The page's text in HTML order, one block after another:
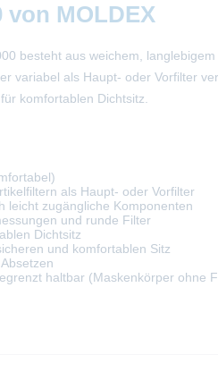
von MOLDEX
besteht aus weichem,
variabel als Haupt- oder Vorfilter
komfortablen Dichtsitz.
als Haupt- oder Vorfilter
leicht zugängliche Komponenten
und runde Filter
Dichtsitz
und komfortablen Sitz
haltbar (Maskenkörper ohne